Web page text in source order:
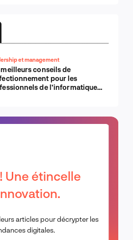
et management
meilleurs conseils de
pour les
de l’informatique
Une étincelle
articles pour décrypter les
digitales.